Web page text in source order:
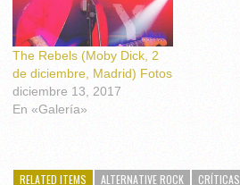
The Rebels (Moby Dick, 2
de diciembre, Madrid) Fotos
diciembre 13, 2017
En «Galería»
RELATED ITEMS ALTERNATIVE ROCK CRÍTICAS